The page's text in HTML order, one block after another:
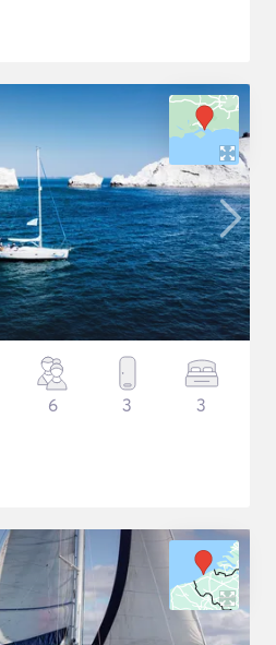
6 3 3